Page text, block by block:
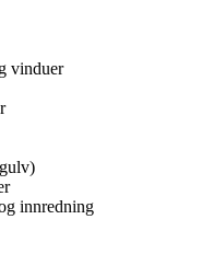
vinduer
innredning